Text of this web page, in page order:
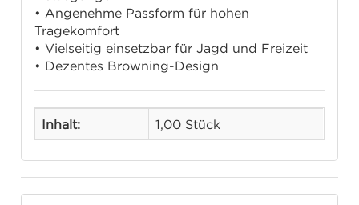
• Angenehme Passform für hohen
Tragekomfort
• Vielseitig einsetzbar für Jagd und Freizeit
• Dezentes Browning-Design
Inhalt: 1,00 Stück